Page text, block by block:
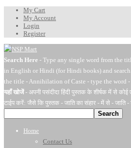
My Cart
My Account
Login
Register
Search Here - Type any single word from the
in English or Hindi (for Hindi books) and
the title - Annihilation of Caste - type the word -
यहाँ खोजें- अपनी पसंदीदा हिंदी पुस्तक के शीर्षक में से कोई
टाईप करें: जैसे कि पुस्तक - जाति का संहार - में से - जाति -
Search
Home
Contact Us